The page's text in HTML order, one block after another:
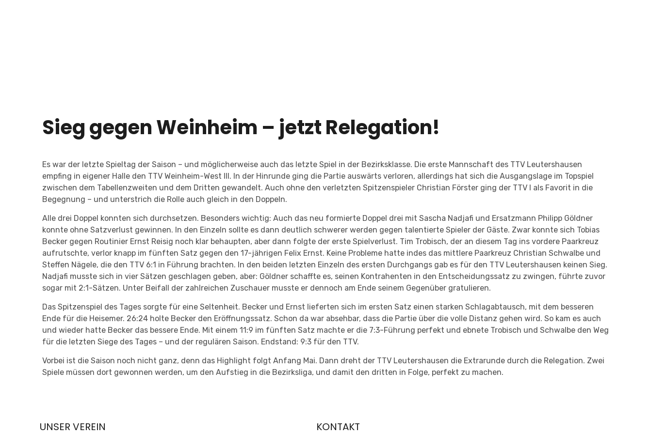
Sieg gegen Weinheim – jetzt Relegation!
Es war der letzte Spieltag der Saison – und möglicherweise auch das letzte Spiel in der Bezirksklasse. Die erste Mannschaft des TTV Leutershausen
empfing in eigener Halle den TTV Weinheim-West III. In der Hinrunde ging die Partie auswärts verloren, allerdings hat sich die Ausgangslage im Topspiel
zwischen dem Tabellenzweiten und dem Dritten gewandelt. Auch ohne den verletzten Spitzenspieler Christian Förster ging der TTV I als Favorit in die
Begegnung – und unterstrich die Rolle auch gleich in den Doppeln.
Alle drei Doppel konnten sich durchsetzen. Besonders wichtig: Auch das neu formierte Doppel drei mit Sascha Nadjafi und Ersatzmann Philipp Göldner
konnte ohne Satzverlust gewinnen. In den Einzeln sollte es dann deutlich schwerer werden gegen talentierte Spieler der Gäste. Zwar konnte sich Tobias
Becker gegen Routinier Ernst Reisig noch klar behaupten, aber dann folgte der erste Spielverlust. Tim Trobisch, der an diesem Tag ins vordere Paarkreuz
aufrutschte, verlor knapp im fünften Satz gegen den 17-jährigen Felix Ernst. Keine Probleme hatte indes das mittlere Paarkreuz Christian Schwalbe und
Steffen Nägele, die den TTV 6:1 in Führung brachten. In den beiden letzten Einzeln des ersten Durchgangs gab es für den TTV Leutershausen keinen Sieg.
Nadjafi musste sich in vier Sätzen geschlagen geben, aber: Göldner schaffte es, seinen Kontrahenten in den Entscheidungssatz zu zwingen, führte zuvor
sogar mit 2:1-Sätzen. Unter Beifall der zahlreichen Zuschauer musste er dennoch am Ende seinem Gegenüber gratulieren.
Das Spitzenspiel des Tages sorgte für eine Seltenheit. Becker und Ernst lieferten sich im ersten Satz einen starken Schlagabtausch, mit dem besseren
Ende für die Heisemer. 26:24 holte Becker den Eröffnungssatz. Schon da war absehbar, dass die Partie über die volle Distanz gehen wird. So kam es auch
und wieder hatte Becker das bessere Ende. Mit einem 11:9 im fünften Satz machte er die 7:3-Führung perfekt und ebnete Trobisch und Schwalbe den Weg
für die letzten Siege des Tages – und der regulären Saison. Endstand: 9:3 für den TTV.
Vorbei ist die Saison noch nicht ganz, denn das Highlight folgt Anfang Mai. Dann dreht der TTV Leutershausen die Extrarunde durch die Relegation. Zwei
Spiele müssen dort gewonnen werden, um den Aufstieg in die Bezirksliga, und damit den dritten in Folge, perfekt zu machen.
UNSER VEREIN KONTAKT